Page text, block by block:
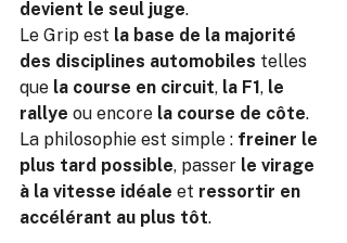
devient le seul juge.
Le Grip est la base de la majorité
des disciplines automobiles telles
que la course en circuit, la F1, le
rallye ou encore la course de côte.
La philosophie est simple : freiner le
plus tard possible, passer le virage
à la vitesse idéale et ressortir en
accélérant au plus tôt.